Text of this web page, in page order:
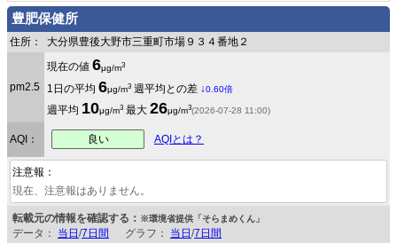
豊肥保健所
住所： 大分県豊後大野市三重町市場９３４番地２
pm2.5
現在の値 6μg/m3
1日の平均 6μg/m3 週平均との差 ↓0.60倍
週平均 10μg/m3 最大 26μg/m3(2026-07-28 11:00)
AQI： 良い AQIとは？
注意報：
現在、注意報はありません。
転載元の情報を確認する： ※環境省提供「そらまめくん」
データ： 当日 /7日間 グラフ： 当日 /7日間